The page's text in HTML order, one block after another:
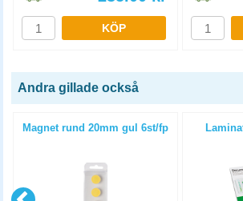
KÖP
Andra gillade också
Magnet rund 20mm gul 6st/fp